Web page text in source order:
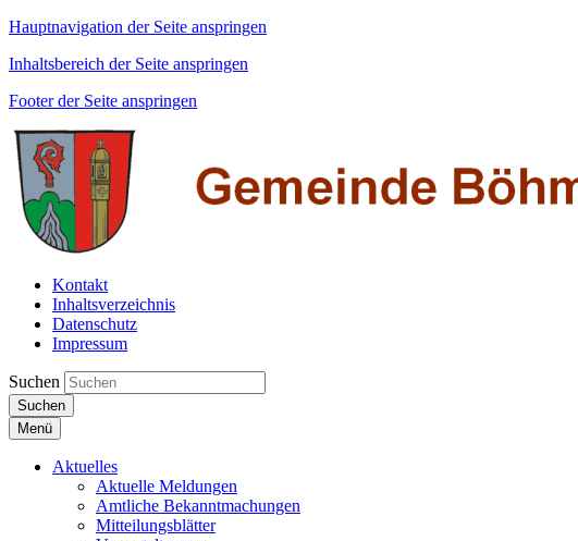
Hauptnavigation der Seite anspringen
Inhaltsbereich der Seite anspringen
Footer der Seite anspringen
Kontakt
Inhaltsverzeichnis
Datenschutz
Impressum
Suchen
Suchen
Menü
Aktuelles
Aktuelle Meldungen
Amtliche Bekanntmachungen
Mitteilungsblätter